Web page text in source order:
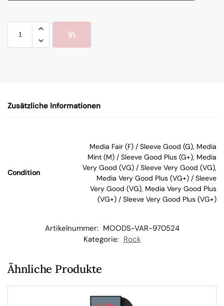
In
W
Zusätzliche Informationen
Condition
Media Fair (F) / Sleeve Good (G), Media
Mint (M) / Sleeve Good Plus (G+), Media
Very Good (VG) / Sleeve Very Good (VG),
Media Very Good Plus (VG+) / Sleeve
Very Good (VG), Media Very Good Plus
(VG+) / Sleeve Very Good Plus (VG+)
Artikelnummer: MOODS-VAR-970524
Kategorie: Rock
Ähnliche Produkte